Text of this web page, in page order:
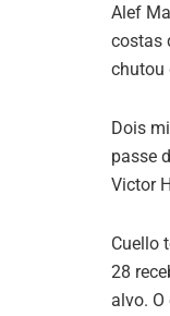
Alef
costas
chutou
Dois
passe
Victor
Cuello
28
alvo.